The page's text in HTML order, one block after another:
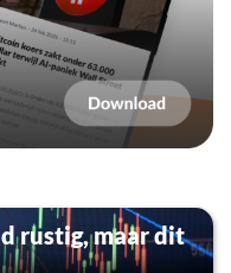
rustig, maar dit